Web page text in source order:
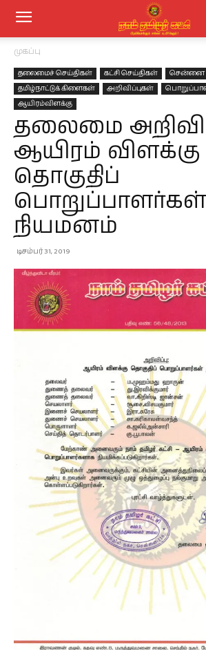
முகப்பு
தலைமைச் செய்திகள் கட்சி செய்திகள்
சென்னை
தமிழ்நாட்டுக் கிளைகள்
அறிவிப்புகள்
ஆயிரம்விளக்கு
தலைமை
ஆயிரம் விளக்கு
தொகுதிப்
பொறுப்பாளர்கள்
நியமனம்
டிசம்பர் 31, 2019